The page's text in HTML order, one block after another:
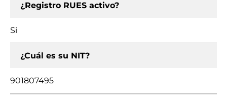
¿Registro RUES activo?
Si
¿Cuál es su NIT?
901807495